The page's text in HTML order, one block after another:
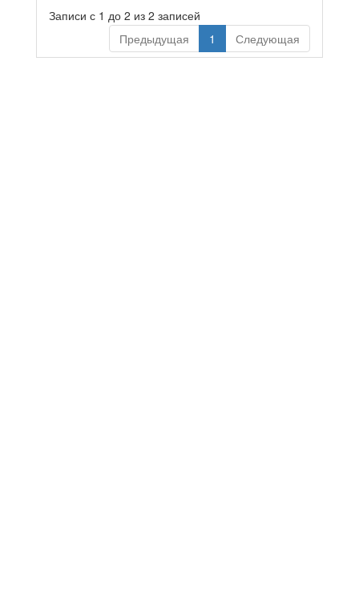
Записи с 1 до 2 из 2 записей
Предыдущая
1 Следующая